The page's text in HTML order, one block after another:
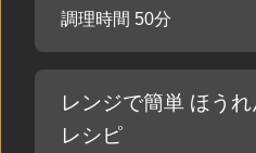
調理時間 50分
レンジで簡単 ほう
レシピ